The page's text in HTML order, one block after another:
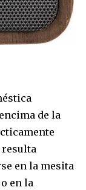
de la
resulta
en la mesita
en la